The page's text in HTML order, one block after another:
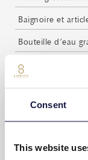
Consent
This website
Baignoire et
Bouteille d’eau
Café et théière
Balcon privatif
Balance